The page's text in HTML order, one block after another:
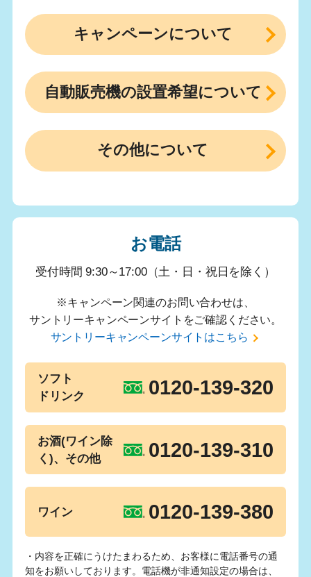
キャンペーンについて
自動販売機の設置希望について
その他について
お電話
受付時間 9:30～17:00（土・日・祝日を除く）
※キャンペーン関連のお問い合わせは、
サントリーキャンペーンサイトをご確認ください。
サントリーキャンペーンサイトはこちら
ソフト
ドリンク
0120-139-320
お酒(ワイン除
く)、その他
0120-139-310
ワイン 0120-139-380
・内容を正確にうけたまわるため、お客様に電話番号の通
知をお願いしております。電話機が非通知設定の場合は、